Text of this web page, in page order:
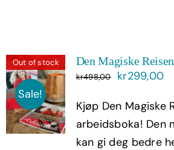
Out of stock
Sale!
Den Magiske
kr498,00
Opprinnelig
var:
kr498,00.
kr299,00
Kjøp Den Magiske
arbeidsboka! Den
kan gi deg bedre